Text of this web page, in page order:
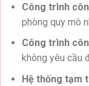
Công trình
phòng quy mô
Công trình
không yêu cầu
Hệ thống tạm